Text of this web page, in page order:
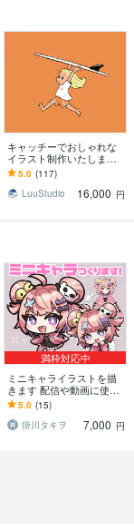
キャッチーでおしゃれな
イラスト制作いたします
グッズ制作からプレゼン
トまで幅広い用途に対応
します
5.0 (117)
LuuStudio
16,000 円
満枠対応中
ミニキャライラストを描
きます 配信や動画に使え
るSDキャラ、アイコンな
ど
5.0 (15)
掛川タキヲ
7,000 円